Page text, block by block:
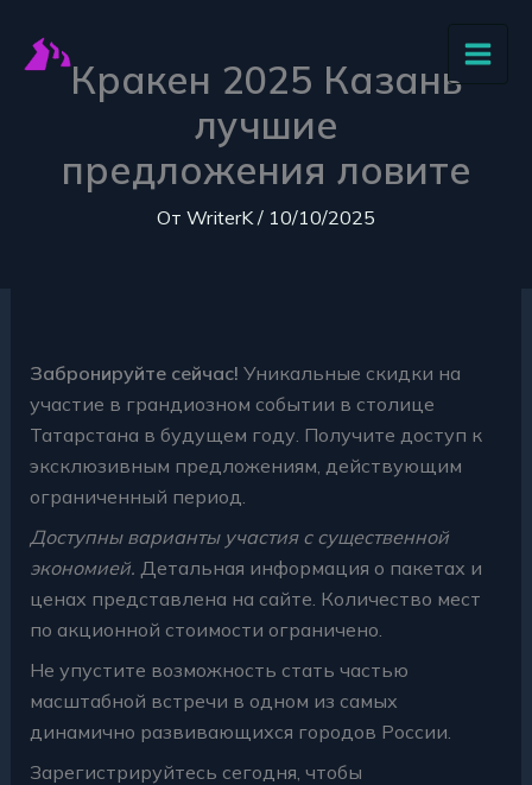
содержимомуКракен 2025 Казань
лучшие
предложения ловите
От WriterK/ 10/10/2025
Забронируйте сейчас! Уникальные скидки на
участие в грандиозном событии в столице
Татарстана в будущем году. Получите доступ к
эксклюзивным предложениям, действующим
ограниченный период.
Доступны варианты участия с существенной
экономией. Детальная информация о пакетах и
ценах представлена на сайте. Количество мест
по акционной стоимости ограничено.
Не упустите возможность стать частью
масштабной встречи в одном из самых
динамично развивающихся городов России.
Зарегистрируйтесь сегодня, чтобы
Кракен
укрытие
любых
Кракен
надежно
в
Онион
путь
в
сети
Начни
через
сегодня
ссылку
на
сайт